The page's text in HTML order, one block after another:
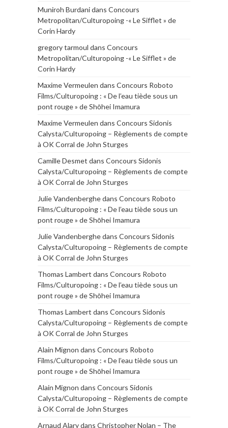
Muniroh Burdanidans Concours
Metropolitan/Culturopoing -« Le Sifflet » de
Corin Hardy
gregory tarmoul dans Concours
Metropolitan/Culturopoing -« Le Sifflet » de
Corin Hardy
Maxime Vermeulen dans Concours Roboto
Films/Culturopoing : « De l’eau tiède sous un
pont rouge » de Shōhei Imamura
Maxime Vermeulen dans Concours Sidonis
Calysta/Culturopoing – Règlements de compte
à OK Corral de John Sturges
Camille Desmet dans Concours Sidonis
Calysta/Culturopoing – Règlements de compte
à OK Corral de John Sturges
Julie Vandenberghedans Concours Roboto
Films/Culturopoing : « De l’eau tiède sous un
pont rouge » de Shōhei Imamura
Julie Vandenberghedans Concours Sidonis
Calysta/Culturopoing – Règlements de compte
à OK Corral de John Sturges
Thomas Lambert dans Concours Roboto
Films/Culturopoing : « De l’eau tiède sous un
pont rouge » de Shōhei Imamura
Thomas Lambert dans Concours Sidonis
Calysta/Culturopoing – Règlements de compte
à OK Corral de John Sturges
Alain Mignon dans Concours Roboto
Films/Culturopoing : « De l’eau tiède sous un
pont rouge » de Shōhei Imamura
Alain Mignon dans Concours Sidonis
Calysta/Culturopoing – Règlements de compte
à OK Corral de John Sturges
Arnaud Alarydans Christopher Nolan – The